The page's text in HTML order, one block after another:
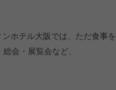
ホテル大阪では、ただ食事を
会・展覧会など、